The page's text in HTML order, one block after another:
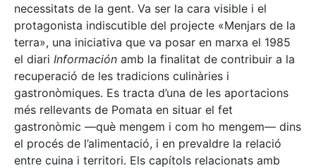
necessitats de la gent. Va ser la cara visible i el
protagonista indiscutible del projecte «Menjars de la
terra», una iniciativa que va posar en marxa el 1985
el diari Información amb la finalitat de contribuir a la
recuperació de les tradicions culinàries i
gastronòmiques. Es tracta d’una de les aportacions
més rellevants de Pomata en situar el fet
gastronòmic —què mengem i com ho mengem— dins
el procés de l’alimentació, i en prevaldre la relació
entre cuina i territori. Els capítols relacionats amb